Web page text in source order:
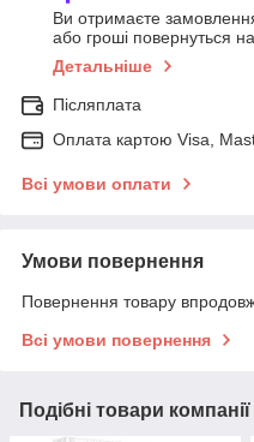
Ви отримаєте
або гроші повернуться
Детальніше
Післяплата
Оплата картою Visa,
Всі умови оплати
Умови повернення
Повернення товару
Всі умови повернення
Подібні товари компанії